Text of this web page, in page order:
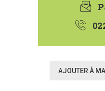
AJOUTER À